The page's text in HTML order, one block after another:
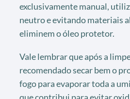
exclusivamente manual,
neutro e evitando materiais
eliminem o óleo protetor.
Vale lembrar que após a
recomendado secar bem o
fogo para evaporar toda a